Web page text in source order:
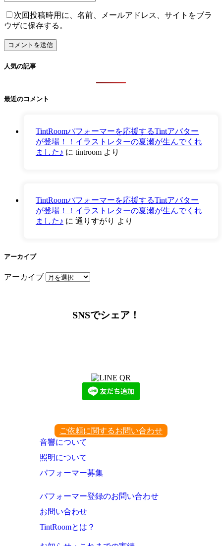
次回投稿時用に、名前、メールアドレス、サイトをブラ
ウザに保存する。
人気の記事
最近のコメント
TintRoomパフォーマーを応援するTintアバター
が登場！！イラストレターの夏瀬が生んでくれ
ました♪ に tintroom より
TintRoomパフォーマーを応援するTintアバター
が登場！！イラストレターの夏瀬が生んでくれ
ました♪ に 通りすがり より
アーカイブ
アーカイブ
SNSでシェア！
ご依頼に関するお問い合わせ
音響について
照明について
パフォーマー募集
パフォーマー登録のお問い合わせ
お問い合わせ
TintRoomとは？